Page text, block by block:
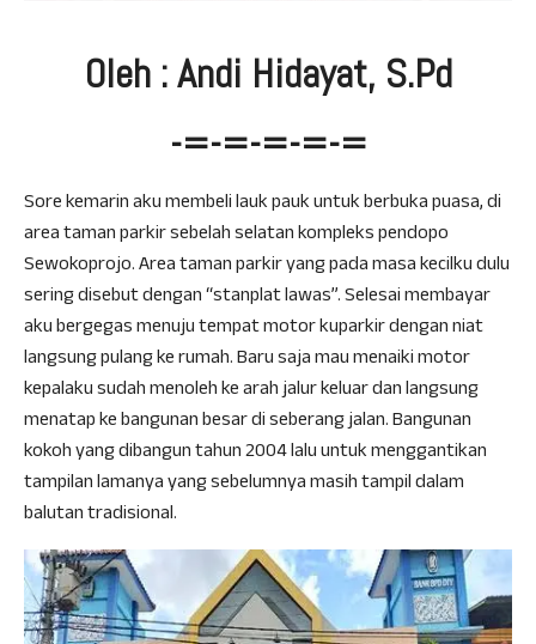
Oleh : Andi Hidayat, S.Pd
-=-=-=-=-=
Sore kemarin aku membeli lauk pauk untuk berbuka puasa, di
area taman parkir sebelah selatan kompleks pendopo
Sewokoprojo. Area taman parkir yang pada masa kecilku dulu
sering disebut dengan “stanplat lawas”. Selesai membayar
aku bergegas menuju tempat motor kuparkir dengan niat
langsung pulang ke rumah. Baru saja mau menaiki motor
kepalaku sudah menoleh ke arah jalur keluar dan langsung
menatap ke bangunan besar di seberang jalan. Bangunan
kokoh yang dibangun tahun 2004 lalu untuk menggantikan
tampilan lamanya yang sebelumnya masih tampil dalam
balutan tradisional.